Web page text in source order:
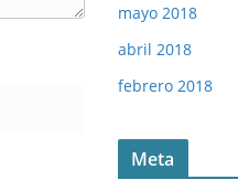
mayo 2018
abril 2018
febrero 2018
Meta